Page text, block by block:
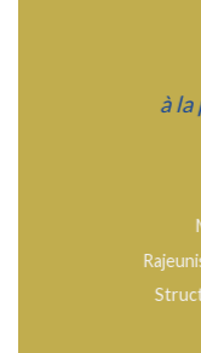
à la